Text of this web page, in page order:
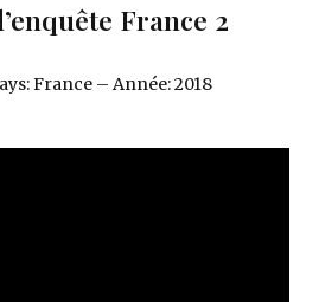
France 2
France – Année: 2018